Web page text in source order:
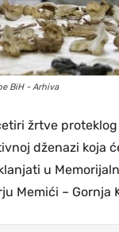
BiH - Arhiva
žrtve
dženazi koja
u
Memići – Gornja